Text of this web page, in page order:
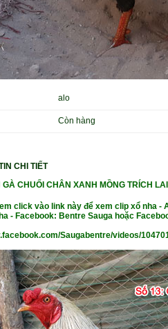
alo
Còn hàng
CHI TIẾT
CHUỐI CHÂN XANH MỒNG TRÍCH
click vào link này để xem clip xổ nha
- Facebook: Bentre Sauga hoặc
Saugabentre/videos/